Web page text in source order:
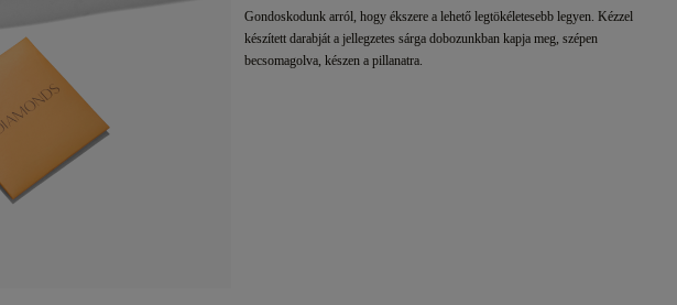
Gondoskodunk arról, hogy ékszere a lehető legtökéletesebb legyen. Kézzel
készített darabját a jellegzetes sárga dobozunkban kapja meg, szépen
becsomagolva, készen a pillanatra.